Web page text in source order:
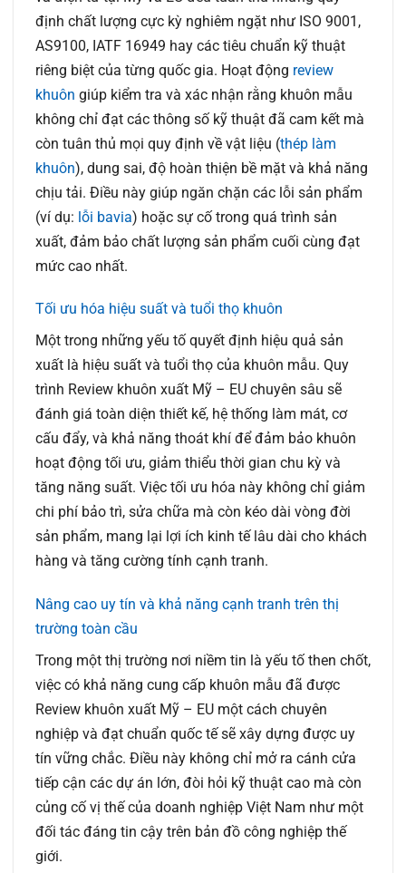
định chất lượng cực kỳ nghiêm ngặt như ISO 9001,
AS9100, IATF 16949 hay các tiêu chuẩn kỹ thuật
riêng biệt của từng quốc gia. Hoạt động review
khuôn giúp kiểm tra và xác nhận rằng khuôn mẫu
không chỉ đạt các thông số kỹ thuật đã cam kết mà
còn tuân thủ mọi quy định về vật liệu (thép làm
khuôn), dung sai, độ hoàn thiện bề mặt và khả năng
chịu tải. Điều này giúp ngăn chặn các lỗi sản phẩm
(ví dụ: lỗi bavia) hoặc sự cố trong quá trình sản
xuất, đảm bảo chất lượng sản phẩm cuối cùng đạt
mức cao nhất.
Tối ưu hóa hiệu suất và tuổi thọ khuôn
Một trong những yếu tố quyết định hiệu quả sản
xuất là hiệu suất và tuổi thọ của khuôn mẫu. Quy
trình Review khuôn xuất Mỹ – EU chuyên sâu sẽ
đánh giá toàn diện thiết kế, hệ thống làm mát, cơ
cấu đẩy, và khả năng thoát khí để đảm bảo khuôn
hoạt động tối ưu, giảm thiểu thời gian chu kỳ và
tăng năng suất. Việc tối ưu hóa này không chỉ giảm
chi phí bảo trì, sửa chữa mà còn kéo dài vòng đời
sản phẩm, mang lại lợi ích kinh tế lâu dài cho khách
hàng và tăng cường tính cạnh tranh.
Nâng cao uy tín và khả năng cạnh tranh trên thị
trường toàn cầu
Trong một thị trường nơi niềm tin là yếu tố then chốt,
việc có khả năng cung cấp khuôn mẫu đã được
Review khuôn xuất Mỹ – EU một cách chuyên
nghiệp và đạt chuẩn quốc tế sẽ xây dựng được uy
tín vững chắc. Điều này không chỉ mở ra cánh cửa
tiếp cận các dự án lớn, đòi hỏi kỹ thuật cao mà còn
củng cố vị thế của doanh nghiệp Việt Nam như một
đối tác đáng tin cậy trên bản đồ công nghiệp thế
giới.